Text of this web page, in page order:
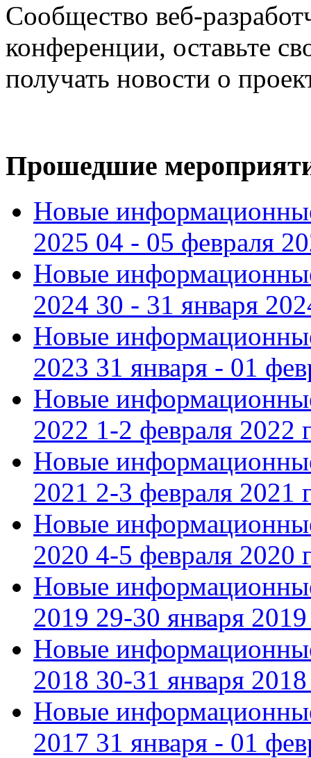
Сообщество веб-
конференции, оставьте
получать новости о
Прошедшие
Новые
2025 04 - 05 февраля
Новые
2024 30 - 31 января
Новые
2023 31 января - 01
Новые
2022 1-2 февраля 2022
Новые
2021 2-3 февраля 2021
Новые
2020 4-5 февраля 2020
Новые
2019 29-30 января 2019
Новые
2018 30-31 января 2018
Новые
2017 31 января - 01